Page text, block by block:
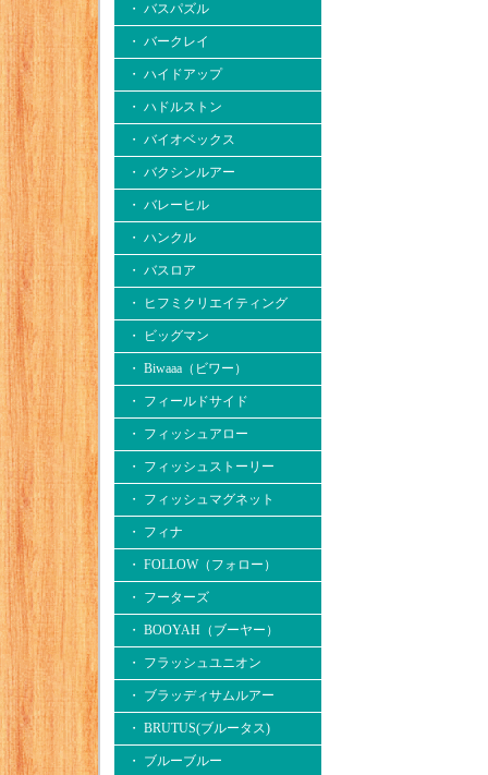
・ バスパズル
・ バークレイ
・ ハイドアップ
・ ハドルストン
・ バイオベックス
・ バクシンルアー
・ バレーヒル
・ ハンクル
・ バスロア
・ ヒフミクリエイティング
・ ビッグマン
・ Biwaaa（ビワー）
・ フィールドサイド
・ フィッシュアロー
・ フィッシュストーリー
・ フィッシュマグネット
・ フィナ
・ FOLLOW（フォロー）
・ フーターズ
・ BOOYAH（ブーヤー）
・ フラッシュユニオン
・ ブラッディサムルアー
・ BRUTUS(ブルータス)
・ ブルーブルー